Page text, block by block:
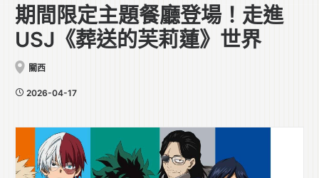
期間限定主題餐廳登場！走進
USJ《葬送的芙莉蓮》世界
關西
2026-04-17